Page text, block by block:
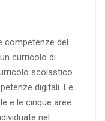
competenze del
curricolo di
scolastico
digitali. Le
e le cinque aree
nel